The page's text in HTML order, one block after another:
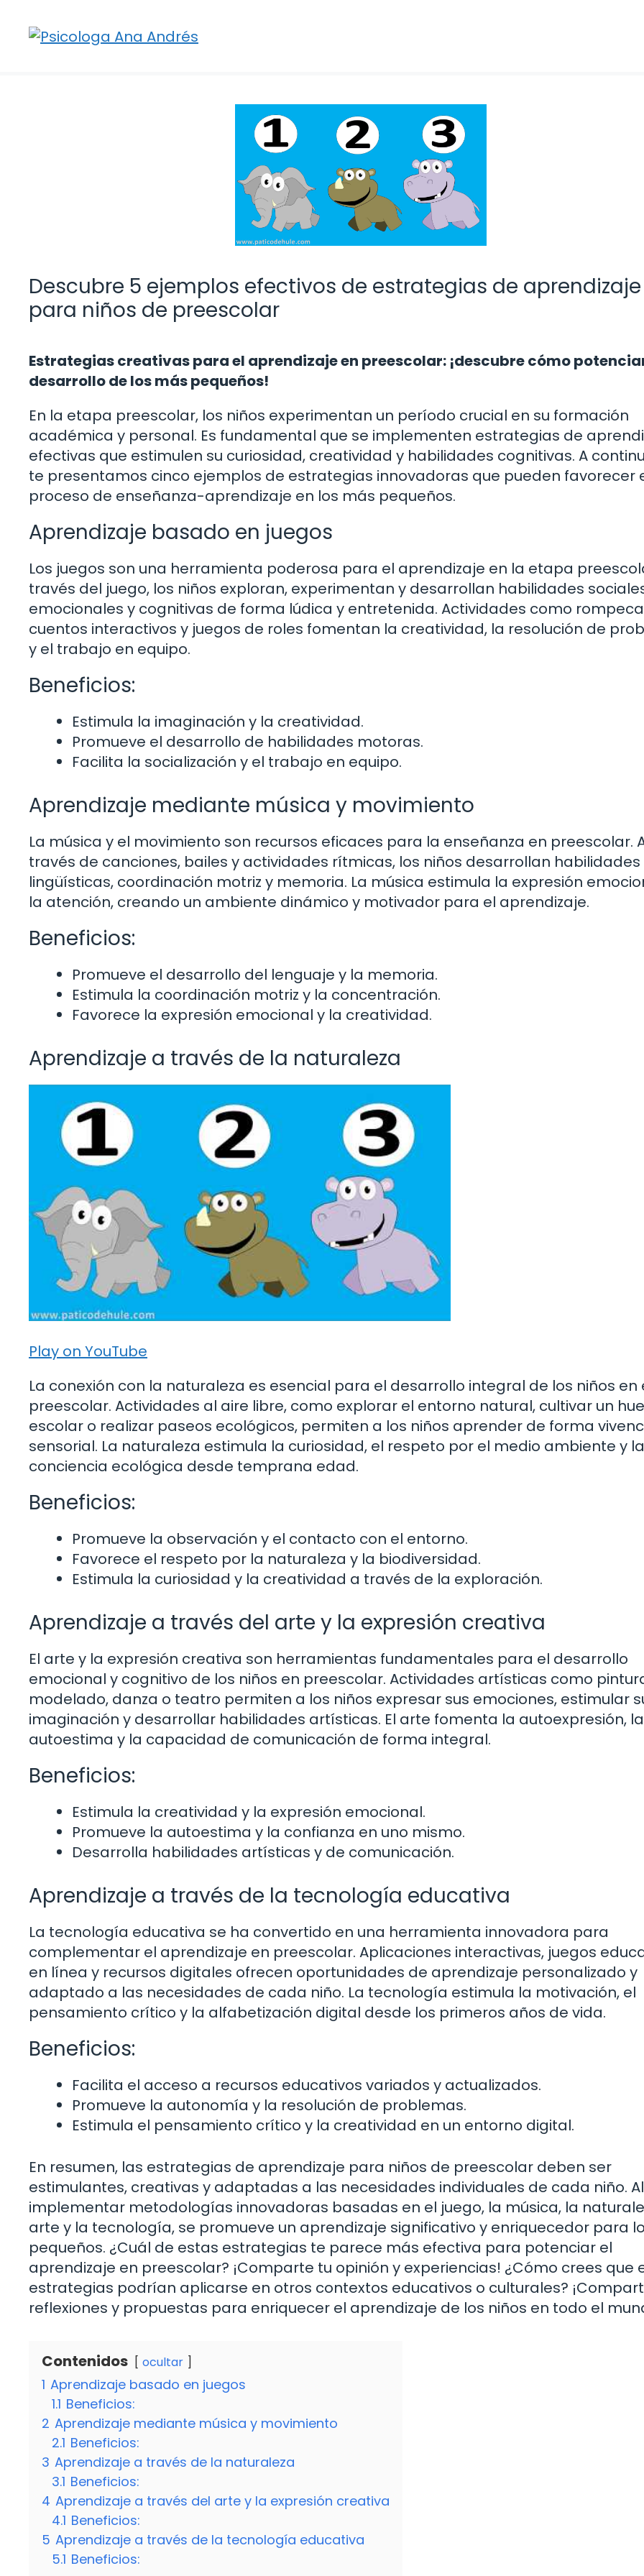
contenido
Descubre 5 ejemplos efectivos de estrategias de aprendizaje
para niños de preescolar
Estrategias creativas para el aprendizaje en preescolar: ¡descubre cómo
desarrollo de los más pequeños!
En la etapa preescolar, los niños experimentan un período crucial en su formación
académica y personal. Es fundamental que se implementen estrategias de
efectivas que estimulen su curiosidad, creatividad y habilidades cognitivas. A
te presentamos cinco ejemplos de estrategias innovadoras que pueden favorecer
proceso de enseñanza-aprendizaje en los más pequeños.
Aprendizaje basado en juegos
Los juegos son una herramienta poderosa para el aprendizaje en la etapa
través del juego, los niños exploran, experimentan y desarrollan habilidades
emocionales y cognitivas de forma lúdica y entretenida. Actividades como
cuentos interactivos y juegos de roles fomentan la creatividad, la resolución de
y el trabajo en equipo.
Beneficios:
Estimula la imaginación y la creatividad.
Promueve el desarrollo de habilidades motoras.
Facilita la socialización y el trabajo en equipo.
Aprendizaje mediante música y movimiento
La música y el movimiento son recursos eficaces para la enseñanza en preescolar.
través de canciones, bailes y actividades rítmicas, los niños desarrollan habilidades
lingüísticas, coordinación motriz y memoria. La música estimula la expresión
la atención, creando un ambiente dinámico y motivador para el aprendizaje.
Beneficios:
Promueve el desarrollo del lenguaje y la memoria.
Estimula la coordinación motriz y la concentración.
Favorece la expresión emocional y la creatividad.
Aprendizaje a través de la naturaleza
Play on YouTube
La conexión con la naturaleza es esencial para el desarrollo integral de los niños en
preescolar. Actividades al aire libre, como explorar el entorno natural, cultivar un
escolar o realizar paseos ecológicos, permiten a los niños aprender de forma
sensorial. La naturaleza estimula la curiosidad, el respeto por el medio ambiente y la
conciencia ecológica desde temprana edad.
Beneficios:
Promueve la observación y el contacto con el entorno.
Favorece el respeto por la naturaleza y la biodiversidad.
Estimula la curiosidad y la creatividad a través de la exploración.
Aprendizaje a través del arte y la expresión creativa
El arte y la expresión creativa son herramientas fundamentales para el desarrollo
emocional y cognitivo de los niños en preescolar. Actividades artísticas como
modelado, danza o teatro permiten a los niños expresar sus emociones, estimular
imaginación y desarrollar habilidades artísticas. El arte fomenta la autoexpresión, la
autoestima y la capacidad de comunicación de forma integral.
Beneficios:
Estimula la creatividad y la expresión emocional.
Promueve la autoestima y la confianza en uno mismo.
Desarrolla habilidades artísticas y de comunicación.
Aprendizaje a través de la tecnología educativa
La tecnología educativa se ha convertido en una herramienta innovadora para
complementar el aprendizaje en preescolar. Aplicaciones interactivas, juegos
en línea y recursos digitales ofrecen oportunidades de aprendizaje personalizado y
adaptado a las necesidades de cada niño. La tecnología estimula la motivación, el
pensamiento crítico y la alfabetización digital desde los primeros años de vida.
Beneficios:
Facilita el acceso a recursos educativos variados y actualizados.
Promueve la autonomía y la resolución de problemas.
Estimula el pensamiento crítico y la creatividad en un entorno digital.
En resumen, las estrategias de aprendizaje para niños de preescolar deben ser
estimulantes, creativas y adaptadas a las necesidades individuales de cada niño. Al
implementar metodologías innovadoras basadas en el juego, la música, la
arte y la tecnología, se promueve un aprendizaje significativo y enriquecedor para
pequeños. ¿Cuál de estas estrategias te parece más efectiva para potenciar el
aprendizaje en preescolar? ¡Comparte tu opinión y experiencias! ¿Cómo crees que
estrategias podrían aplicarse en otros contextos educativos o culturales?
reflexiones y propuestas para enriquecer el aprendizaje de los niños en todo el
Contenidos ocultar
1 Aprendizaje basado en juegos
1.1 Beneficios:
2 Aprendizaje mediante música y movimiento
2.1 Beneficios:
3 Aprendizaje a través de la naturaleza
3.1 Beneficios:
4 Aprendizaje a través del arte y la expresión creativa
4.1 Beneficios:
5 Aprendizaje a través de la tecnología educativa
5.1 Beneficios: